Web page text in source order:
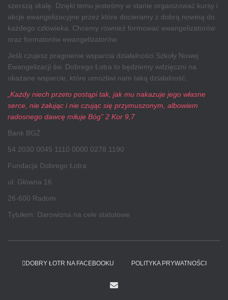
szerszą skalę. Dzięki temu jesteśmy w stanie organizować kursy i
akcje ewangelizacyjne przez które docieramy z dobrą nowiną do
każdego człowieka. Chcemy również formować ewangelizatorów
oraz formatorów ewangelizatorów.
Jeśli czujesz pragnienie wsparcia działalności Szkoły Nowej
Ewangelizacji św. Dobrego Łotra to będziemy wdzięczni na
okazane wsparcie, które umożliwi nam taką działalność.
„Każdy niech przeto postąpi tak, jak mu nakazuje jego własne
serce, nie żałując i nie czując się przymuszonym, albowiem
radosnego dawcę miłuje Bóg” 2 Kor 9,7
Bank BGŻ
54 2030 0045 1110 0000 0278 1190
Fundacja Dobrego Łotra
ul. Główna 16
26-600 Radom
Tytułem: Darowizna na cele statutowe
DOBRY ŁOTR NA FACEBOOKU POLITYKA PRYWATNOŚCI